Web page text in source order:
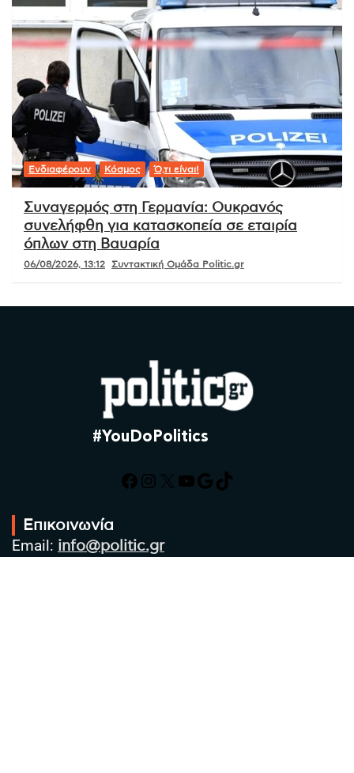
Ενδιαφέρουν Κόσμος Ό,τι είναι!
Συναγερμός στη Γερμανία: Ουκρανός
συνελήφθη για κατασκοπεία σε εταιρία
όπλων στη Βαυαρία
06/08/2026, 13:12 Συντακτική Ομάδα Politic.gr
#YouDoPolitics
Facebook
Instagram
X YouTube
Google
TikTok
Επικοινωνία
Email: info@politic.gr